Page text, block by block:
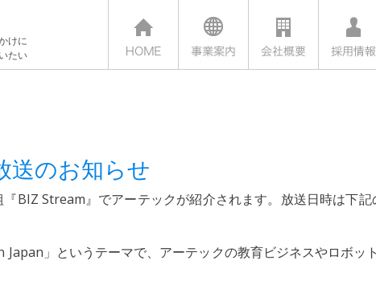
けに
たい
送のお知らせ
BIZ Stream』でアーテックが紹介されます。放送日時は下記
」というテーマで、アーテックの教育ビジネスやロボッ